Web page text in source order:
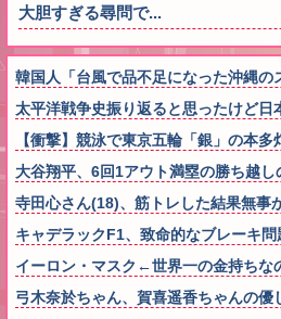
大胆すぎる尋問で...
韓国人「台風で品不足になった沖縄
太平洋戦争史振り返ると思ったけど日
【衝撃】競泳で東京五輪「銀」の本
大谷翔平、6回1アウト満塁の勝ち越
寺田心さん(18)、筋トレした結果無事
キャデラックF1、致命的なブレーキ
イーロン・マスク←世界一の金持ちな
弓木奈於ちゃん、賀喜遥香ちゃんの